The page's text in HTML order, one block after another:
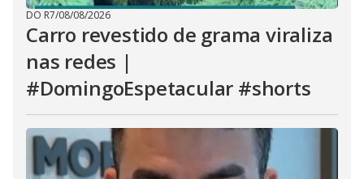
DO R7/08/08/2026
Carro revestido de grama viraliza
nas redes |
#DomingoEspetacular #shorts